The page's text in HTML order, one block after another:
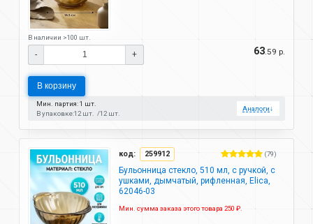
В наличии >100 шт.
- + 63.59 р.
В корзину
Мин. партия: 1 шт.
В упаковке:12 шт. 12 шт.
Аналоги↓
код: 259912 (79)
Бульонница стекло, 510 мл, с ручкой, с
ушками, дымчатый, рифленная, Elica,
62046-03
Мин. сумма заказа этого товара 250 ₽.